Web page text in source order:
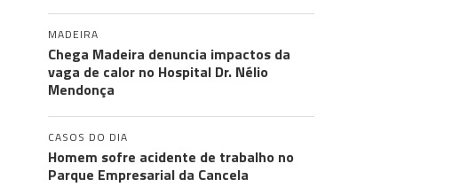
MADEIRA
Chega Madeira denuncia impactos da
vaga de calor no Hospital Dr. Nélio
Mendonça
CASOS DO DIA
Homem sofre acidente de trabalho no
Parque Empresarial da Cancela